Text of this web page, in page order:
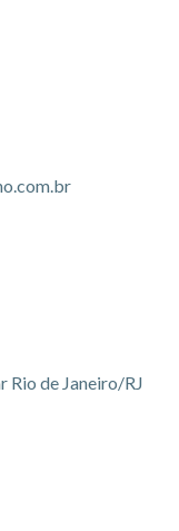
Rio de Janeiro/RJ